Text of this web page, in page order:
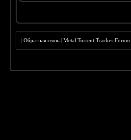
|Обратная связь |Metal Torrent Tracker Forum